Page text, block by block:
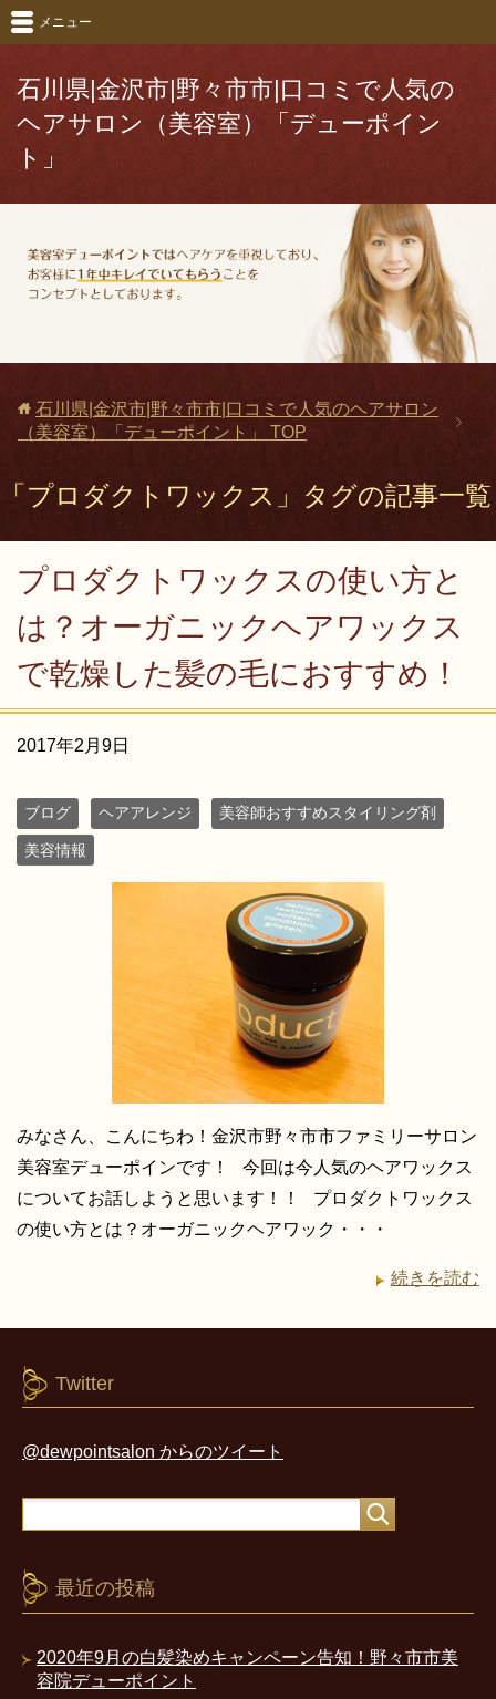
石川県|金沢市|野々市市|口コミで人気の
ヘアサロン（美容室）「デューポイン
ト」
メニュー
石川県|金沢市|野々市市|口コミで人気のヘアサロン
（美容室）「デューポイント」
TOP
「プロダクトワックス」タグの記事一覧
プロダクトワックスの使い方と
は？オーガニックヘアワックス
で乾燥した髪の毛におすすめ！
2017年2月9日
ブログ ヘアアレンジ 美容師おすすめスタイリング剤
美容情報
みなさん、こんにちわ！金沢市野々市市ファミリーサロン
美容室デューポインです！ 今回は今人気のヘアワックス
についてお話しようと思います！！ プロダクトワックス
の使い方とは？オーガニックヘアワック・・・
続きを読む
Twitter
@dewpointsalon からのツイート
最近の投稿
2020年9月の白髪染めキャンペーン告知！野々市市美
容院デューポイント